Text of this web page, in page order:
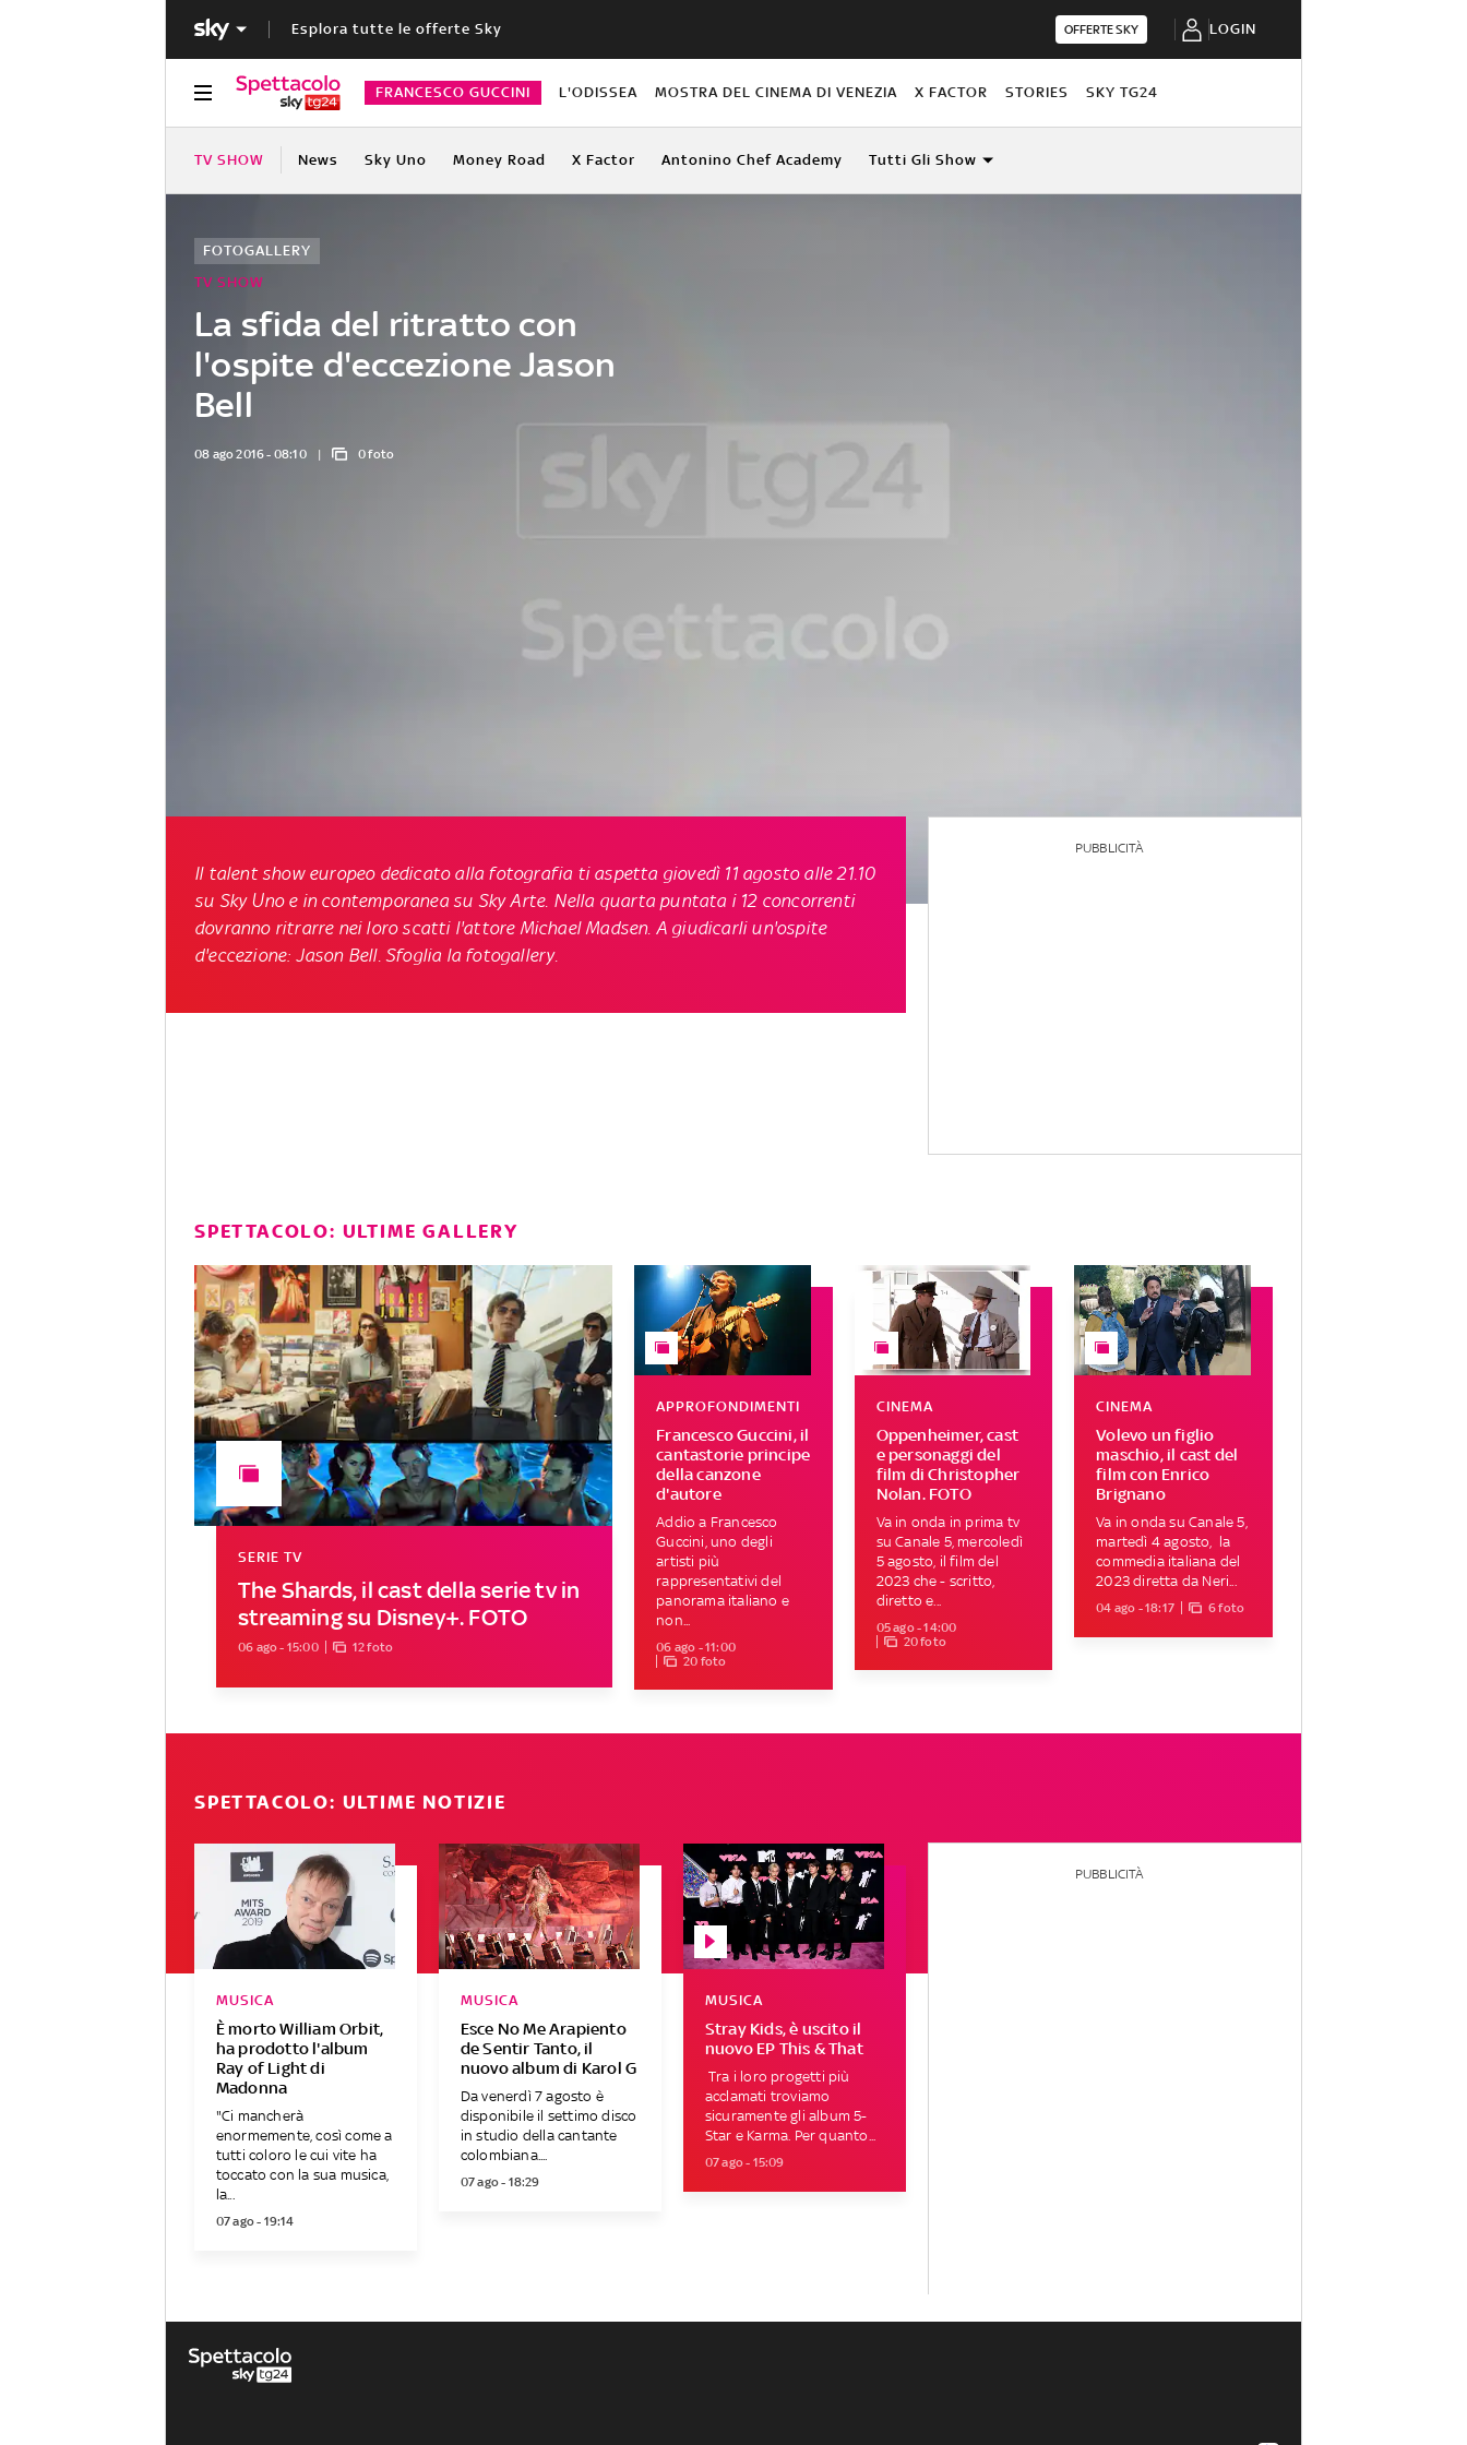
Esplora tutte le offerte Sky OFFERTE SKY LOGIN
FRANCESCO GUCCINI L'ODISSEA MOSTRA DEL CINEMA DI VENEZIA X FACTOR STORIES SKY TG24
TV SHOW News Sky Uno Money Road X Factor Antonino Chef Academy Tutti Gli Show
La sfida del ritratto con
l'ospite d'eccezione Jason
Bell
TV SHOW
FOTOGALLERY
08 ago 2016 - 08:10 0 foto
Il talent show europeo dedicato alla fotografia ti aspetta giovedì 11 agosto alle 21.10
su Sky Unoe in contemporanea su Sky Arte. Nella quarta puntata i 12 concorrenti
dovranno ritrarre nei loro scatti l'attore Michael Madsen. A giudicarli un'ospite
d'eccezione: Jason Bell. Sfoglia la fotogallery.
PUBBLICITÀ
SPETTACOLO: ULTIME GALLERY
The Shards, il cast della serie tv in
streaming su Disney+. FOTO
SERIE TV
06 ago - 15:00 12 foto
Francesco Guccini, il
cantastorie principe
della canzone
d'autore
APPROFONDIMENTI
Addio a Francesco
Guccini, uno degli
artisti più
rappresentativi del
panorama italiano e
non...
06 ago - 11:00
20 foto
Oppenheimer, cast
e personaggi del
film di Christopher
Nolan. FOTO
CINEMA
Va in onda in prima tv
su Canale 5, mercoledì
5 agosto, il film del
2023 che - scritto,
diretto e...
05 ago - 14:00
20 foto
Volevo un figlio
maschio, il cast del
film con Enrico
Brignano
CINEMA
Va in onda su Canale 5,
martedì 4 agosto, la
commedia italiana del
2023 diretta da Neri...
04 ago - 18:17 6 foto
SPETTACOLO: ULTIME NOTIZIE
È morto William Orbit,
ha prodotto l'album
Ray of Light di
Madonna
MUSICA
"Ci mancherà
enormemente, così come a
tutti coloro le cui vite ha
toccato con la sua musica,
la...
07 ago - 19:14
Esce No Me Arapiento
de Sentir Tanto, il
nuovo album di Karol G
MUSICA
Da venerdì 7 agosto è
disponibile il settimo disco
in studio della cantante
colombiana....
07 ago - 18:29
Stray Kids, è uscito il
nuovo EP This & That
MUSICA
Tra i loro progetti più
acclamati troviamo
sicuramente gli album 5-
Star e Karma. Per quanto...
07 ago - 15:09
PUBBLICITÀ